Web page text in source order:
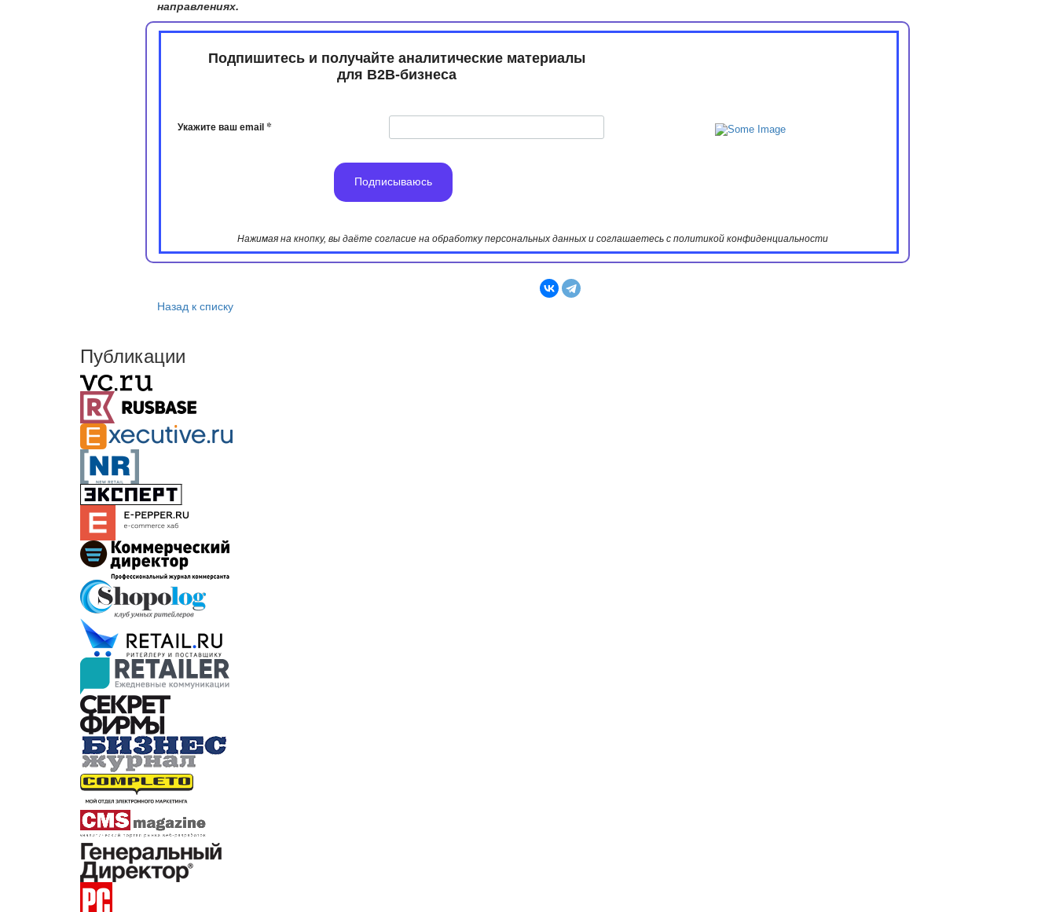
направлениях.
Подпишитесь и получайте аналитические материалы
​​​​​​​для B2B-бизнеса
Укажите ваш email *
Подписываюсь
Нажимая на кнопку, вы даёте согласие на обработку персональных данных и соглашаетесь с политикой конфиденциальности
Назад к списку
Публикации